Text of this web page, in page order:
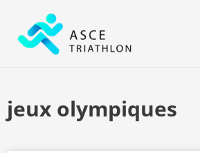
contenu
jeux olympiques